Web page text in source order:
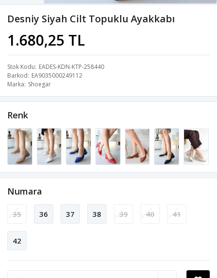
Desniy Siyah Cilt Topuklu Ayakkabı
1.680,25 TL
Stok Kodu EADES-KDN-KTP-258440
Barkod EA9035000249112
Marka Shoegar
Renk
Numara
35 36 37 38 39 40 41
42